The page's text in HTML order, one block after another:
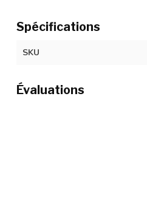
Spécifications
SKU
Évaluations